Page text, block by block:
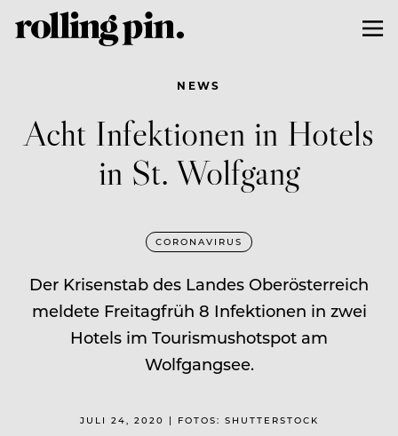
NEWS
Acht Infektionen in Hotels
in St. Wolfgang
CORONAVIRUS
Der Krisenstab des Landes Oberösterreich
meldete Freitagfrüh 8 Infektionen in zwei
Hotels im Tourismushotspot am
Wolfgangsee.
JULI 24, 2020 | FOTOS: SHUTTERSTOCK